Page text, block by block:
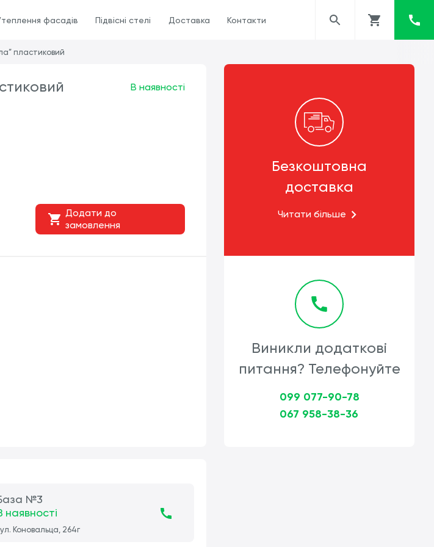
фасадів Підвісні стелі Доставка Контакти
пластиковий
В наявності
Додати до
замовлення
Безкоштовна
доставка
Читати більше
Виникли додаткові
питання? Телефонуйте
099 077-90-78
067 958-38-36
№3
наявності
Коновальца, 264г